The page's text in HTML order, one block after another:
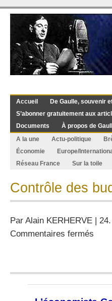
Accueil De Gaulle, souvenir
S’abonner gratuitement aux
Documents
À propos de
A la une
Actu-politique
Économie
Europe/
Réseau France
Sur la toile
Contrôle des
Par Alain KERHERVE |
Commentaires fermés